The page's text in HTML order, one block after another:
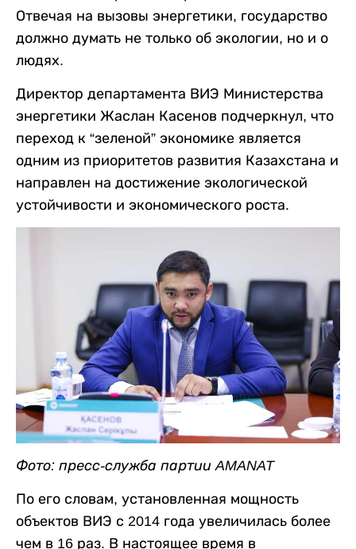
Отвечая на вызовы энергетики, государство
должно думать не только об экологии, но и о
людях.
Директор департамента ВИЭ Министерства
энергетики Жаслан Касенов подчеркнул, что
переход к “зеленой” экономике является
одним из приоритетов развития Казахстана и
направлен на достижение экологической
устойчивости и экономического роста.
Фото: пресс-служба партии AMANAT
По его словам, установленная мощность
объектов ВИЭ с 2014 года увеличилась более
чем в 16 раз. В настоящее время в